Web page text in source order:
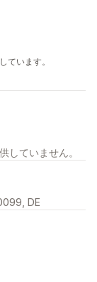
います。
していません。
DE